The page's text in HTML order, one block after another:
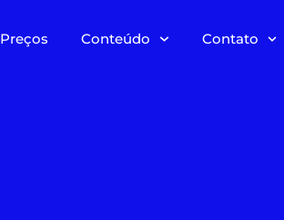
Preços Conteúdo Contato